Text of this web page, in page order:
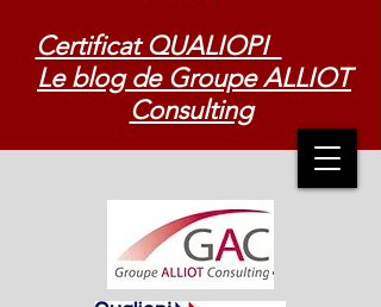
Certificat QUALIOPI
Le blog de Groupe ALLIOT
Consulting